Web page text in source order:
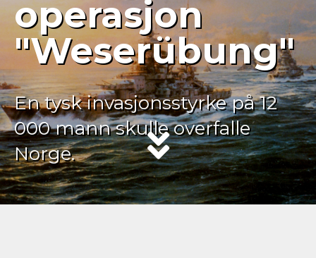
operasjon
"Weserübung"
En tysk invasjonsstyrke på 12
000 mann skulle overfalle
Norge.